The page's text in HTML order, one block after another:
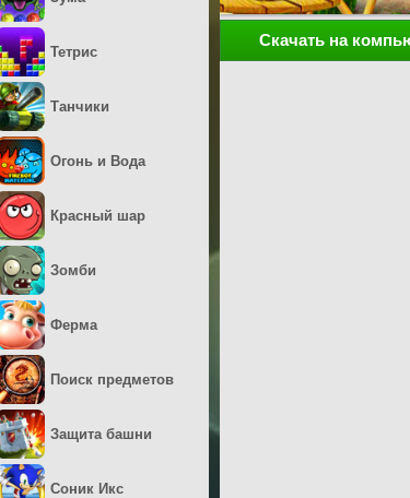
Скачать на
Тетрис
Танчики
Огонь и Вода
Красный шар
Зомби
Ферма
Поиск предметов
Защита башни
Соник Икс